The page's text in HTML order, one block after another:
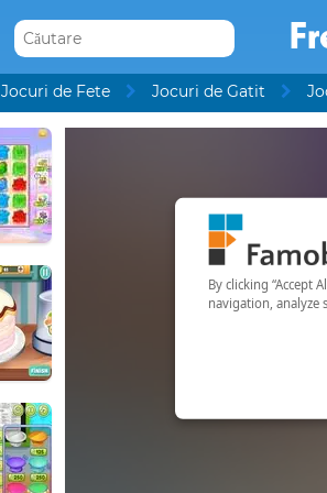
Jocuri de Fete Jocuri de Gatit